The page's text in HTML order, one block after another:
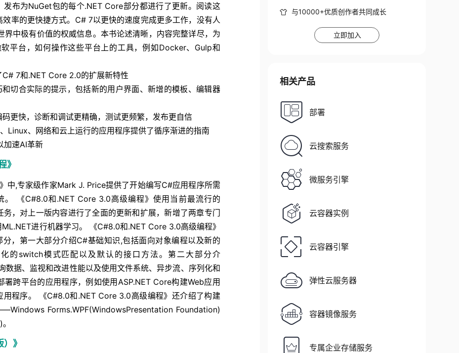
布为NuGet包的每个.NET Core部分都进行了更新。阅读这
率的更快捷方式。C# 7以更快的速度完成更多工作，没有人
中极有价值的权威信息。本书论述清晰，内容完整详尽，为
平台，如何操作这些平台上的工具，例如Docker、Gulp和
7和.NET Core 2.0的扩展新特性
切合实际的提示，包括新的用户界面、新增的模板、编辑器
更快，诊断和调试更精确，测试更频繁，发布更自信
、网络和云上运行的应用程序提供了循序渐进的指南
加速AI革新
》
中,专家级作家Mark J. Price提供了开始编写C#应用程序所需
。 《C#8.0和.NET Core 3.0高级编程》使用当前最流行的
，对上一版内容进行了全面的更新和扩展，新增了两章专门
进行机器学习。 《C#8.0和.NET Core 3.0高级编程》
，第一大部分介绍C#基础知识,包括面向对象编程以及新的
的switch模式匹配以及默认的接口方法。第二大部分介
据、监视和改进性能以及使用文件系统、异步流、序列化和
跨平台的应用程序，例如使用ASP.NET Core构建Web应用
用程序。 《C#8.0和.NET Core 3.0高级编程》还介绍了构建
Forms.WPF(WindowsPresentation Foundation)
》
与10000+优质创作者共同成长
立即加入
相关产品
部署
云搜索服务
微服务引擎
云容器实例
云容器引擎
弹性云服务器
容器镜像服务
专属企业存储服务